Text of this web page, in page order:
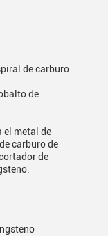
de carburo
de
el metal de
carburo de
de